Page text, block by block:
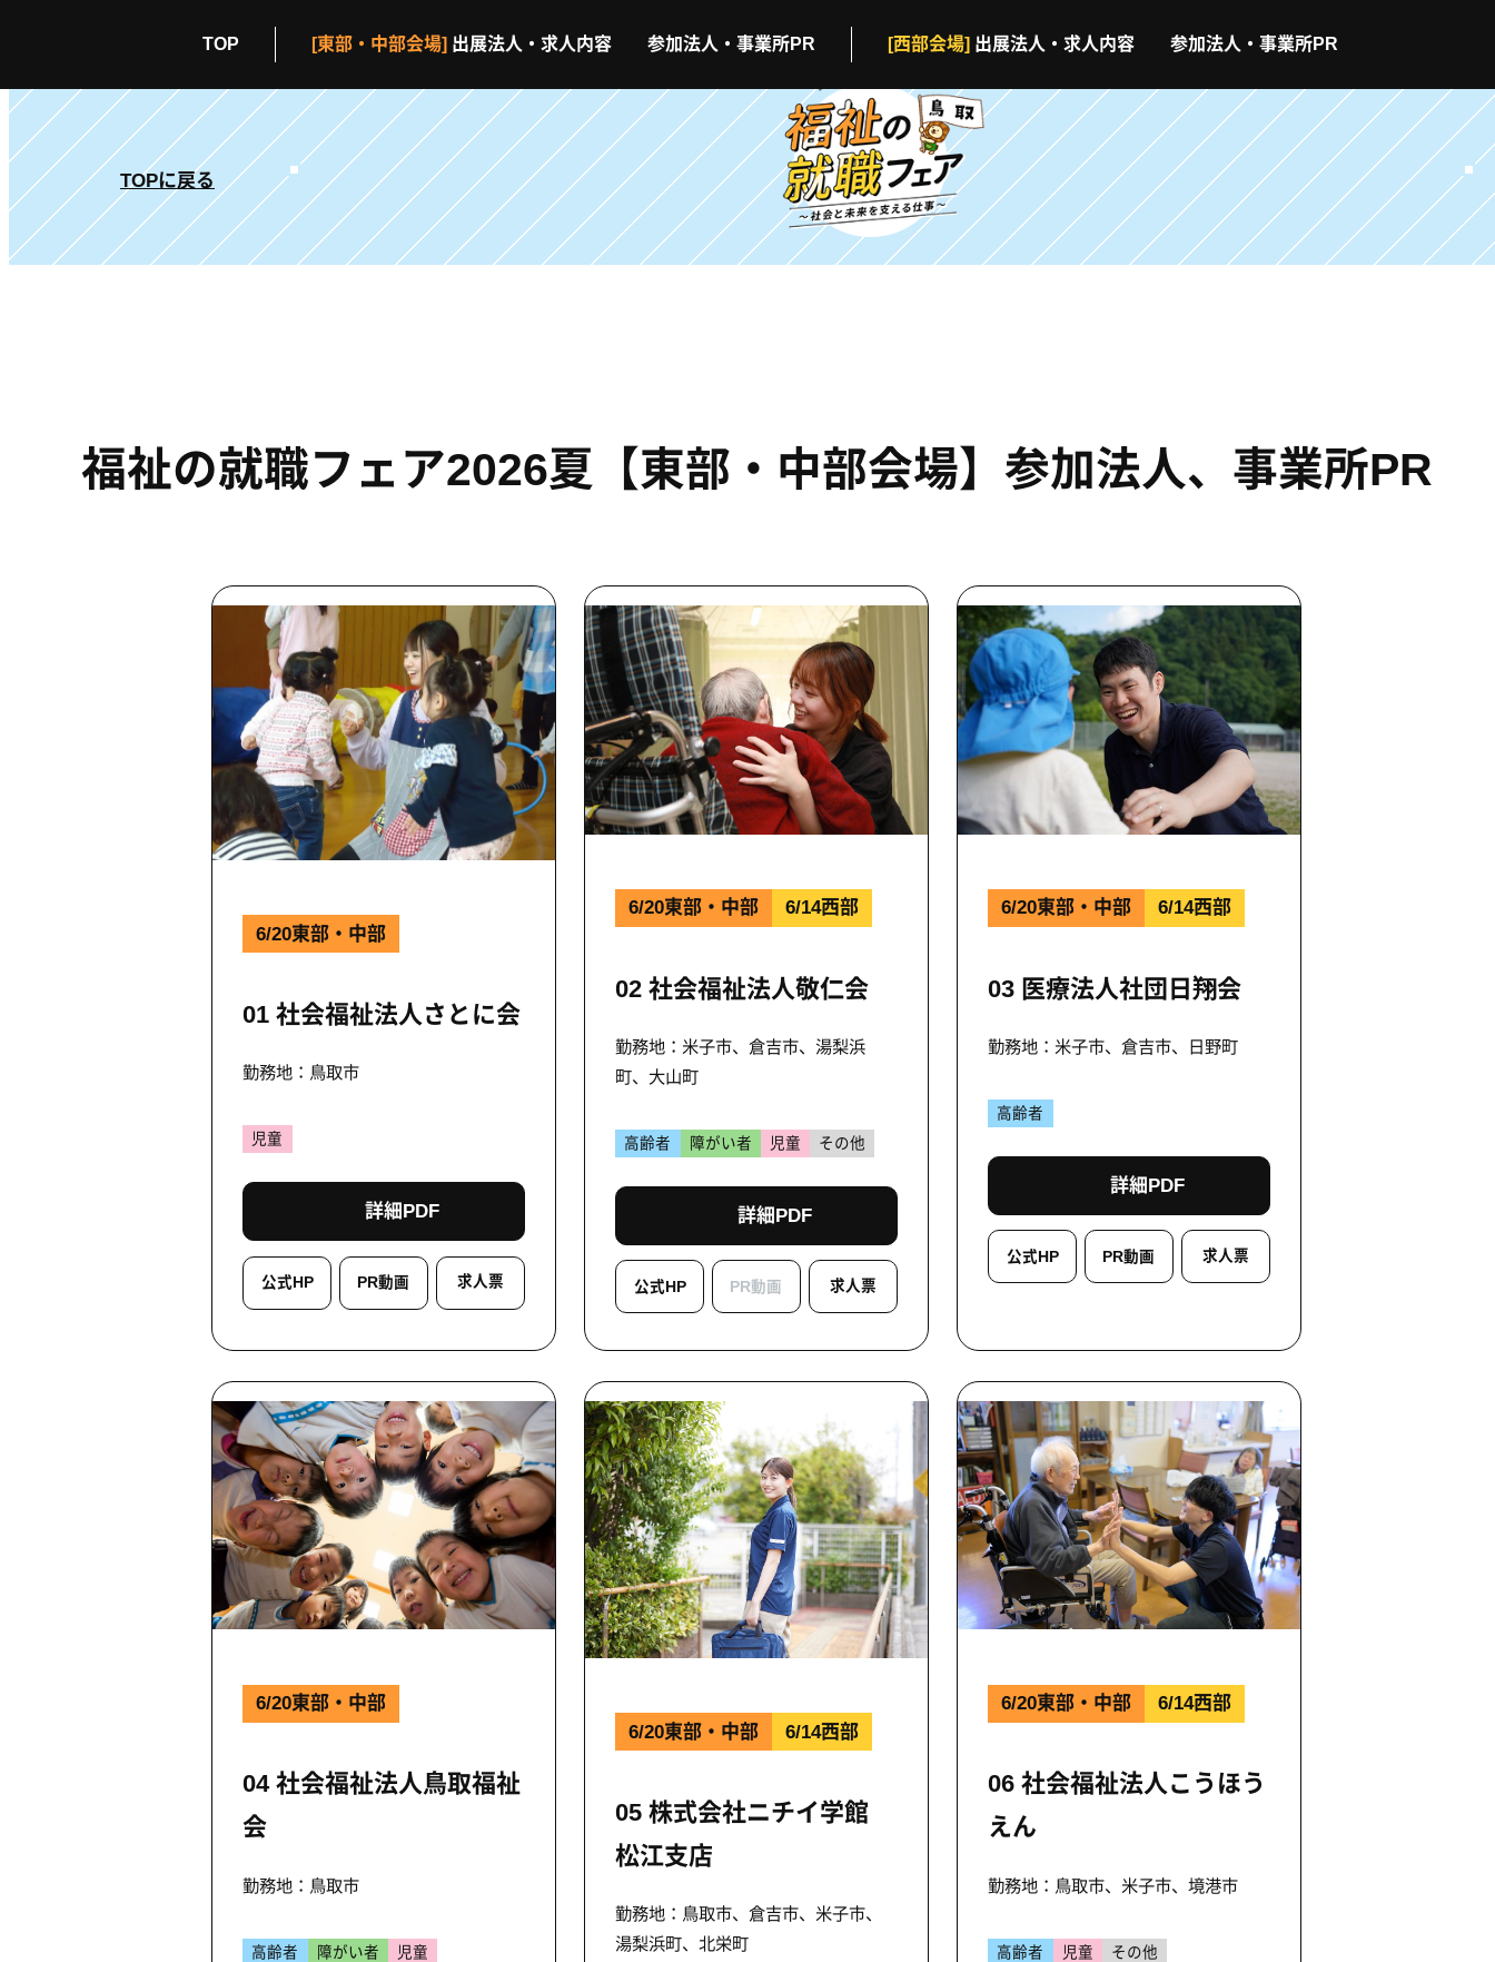
TOP [東部・中部会場] 出展法人・求人内容 参加法人・事業所PR [西部会場] 出展法人・求人内容 参加法人・事業所PR
TOPに戻る
福祉の就職フェア2026夏【東部・中部会場】参加法人、事業所PR
6/20東部・中部
01 社会福祉法人さとに会
勤務地：鳥取市
児童
詳細PDF
公式HP PR動画 求人票
6/20東部・中部 6/14西部
02 社会福祉法人敬仁会
勤務地：米子市、倉吉市、湯梨浜
町、大山町
高齢者 障がい者 児童 その他
詳細PDF
公式HP PR動画 求人票
6/20東部・中部 6/14西部
03 医療法人社団日翔会
勤務地：米子市、倉吉市、日野町
高齢者
詳細PDF
公式HP PR動画 求人票
6/20東部・中部
04 社会福祉法人鳥取福祉
会
勤務地：鳥取市
高齢者 障がい者 児童
6/20東部・中部 6/14西部
05 株式会社ニチイ学館
松江支店
勤務地：鳥取市、倉吉市、米子市、
湯梨浜町、北栄町
6/20東部・中部 6/14西部
06 社会福祉法人こうほう
えん
勤務地：鳥取市、米子市、境港市
高齢者 児童 その他